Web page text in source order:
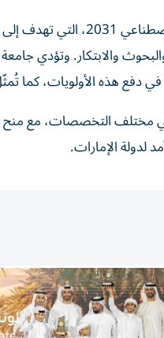
وتأتي هذه المبادرة دعماً
والابتكار. وتؤدي
هذه الأولويات، كما
في مختلف التخصصات، مع
لدولة الإمارات.